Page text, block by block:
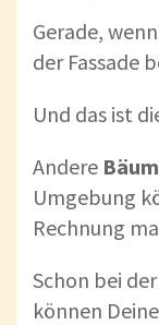
Gerade,
der Fassade
Und das ist
Andere
Umgebung
Rechnung
Schon bei der
können